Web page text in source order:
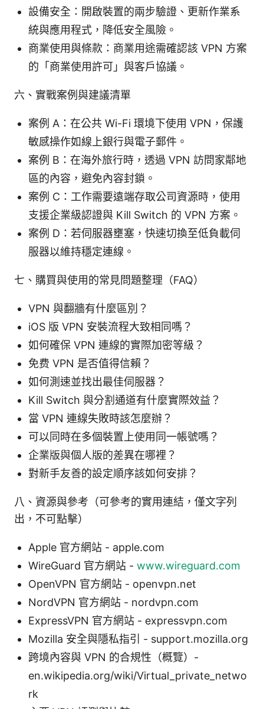
設備安全：開啟裝置的兩步驗證、更新作業系
統與應用程式，降低安全風險。
商業使用與條款：商業用途需確認該 VPN 方案
的「商業使用許可」與客戶協議。
六、實戰案例與建議清單
案例 A：在公共 Wi-Fi 環境下使用 VPN，保護
敏感操作如線上銀行與電子郵件。
案例 B：在海外旅行時，透過 VPN 訪問家鄰地
區的內容，避免內容封鎖。
案例 C：工作需要遠端存取公司資源時，使用
支援企業級認證與 Kill Switch 的 VPN 方案。
案例 D：若伺服器壅塞，快速切換至低負載伺
服器以維持穩定連線。
七、購買與使用的常見問題整理（FAQ）
VPN 與翻牆有什麼區別？
iOS 版 VPN 安裝流程大致相同嗎？
如何確保 VPN 連線的實際加密等級？
免费 VPN 是否值得信賴？
如何測速並找出最佳伺服器？
Kill Switch 與分割通道有什麼實際效益？
當 VPN 連線失敗時該怎麼辦？
可以同時在多個裝置上使用同一帳號嗎？
企業版與個人版的差異在哪裡？
對新手友善的設定順序該如何安排？
八、資源與參考（可參考的實用連結，僅文字列
出，不可點擊）
Apple 官方網站 - apple.com
WireGuard 官方網站 - www.wireguard.com
OpenVPN 官方網站 - openvpn.net
NordVPN 官方網站 - nordvpn.com
ExpressVPN 官方網站 - expressvpn.com
Mozilla 安全與隱私指引 - support.mozilla.org
跨境內容與 VPN 的合規性（概覽）-
en.wikipedia.org/wiki/Virtual_private_netwo
rk